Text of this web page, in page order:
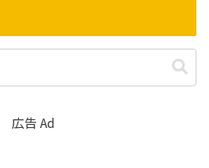
広告 Ad